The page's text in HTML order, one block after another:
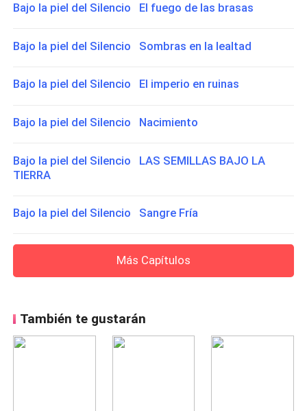
Bajo la piel del Silencio El fuego de las brasas
Bajo la piel del Silencio Sombras en la lealtad
Bajo la piel del Silencio El imperio en ruinas
Bajo la piel del Silencio Nacimiento
Bajo la piel del Silencio LAS SEMILLAS BAJO LA
TIERRA
Bajo la piel del Silencio Sangre Fría
Más Capítulos
También te gustarán